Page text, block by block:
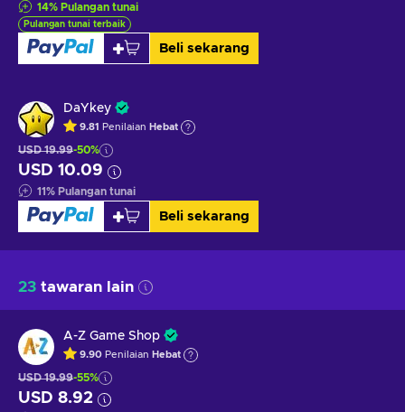
14% Pulangan tunai
Pulangan tunai terbaik
Beli sekarang
DaYkey
9.81 Penilaian Hebat
USD 19.99-50%
USD 10.09
11% Pulangan tunai
Beli sekarang
23 tawaran lain
A-Z Game Shop
9.90 Penilaian Hebat
USD 19.99-55%
USD 8.92